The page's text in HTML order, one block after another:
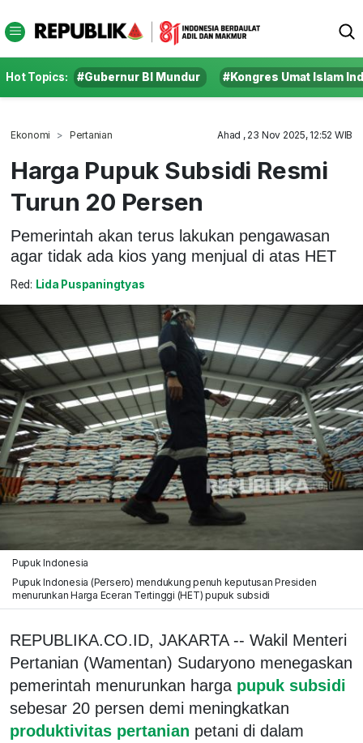
Hot Topics: #Gubernur BI Mundur #Kongres Umat Islam
Ekonomi Pertanian Ahad , 23 Nov 2025, 12:52 WIB
Harga Pupuk Subsidi Resmi
Turun 20 Persen
Pemerintah akan terus lakukan pengawasan
agar tidak ada kios yang menjual di atas HET
Red: Lida Puspaningtyas
Pupuk Indonesia
Pupuk Indonesia (Persero) mendukung penuh keputusan Presiden
menurunkan Harga Eceran Tertinggi (HET) pupuk subsidi
REPUBLIKA.CO.ID, JAKARTA -- Wakil Menteri
Pertanian (Wamentan) Sudaryono menegaskan
pemerintah menurunkan harga pupuk subsidi
sebesar 20 persen demi meningkatkan
produktivitas pertanian petani di dalam